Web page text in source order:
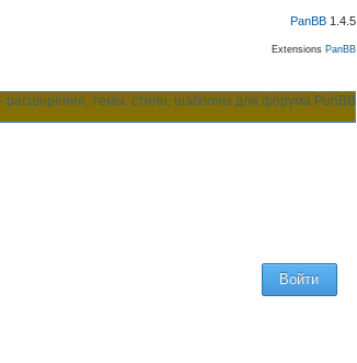
PanBB 1.4.5
Extensions PanBB